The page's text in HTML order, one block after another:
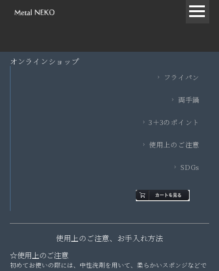
オンラインショップ
フライパン
両手鍋
3＋3のポイント
使用上のご注意
SDGs
使用上のご注意、お手入れ方法
☆使用上のご注意
初めてお使いの際には、中性洗剤を用いて、柔らかいスポンジなどで